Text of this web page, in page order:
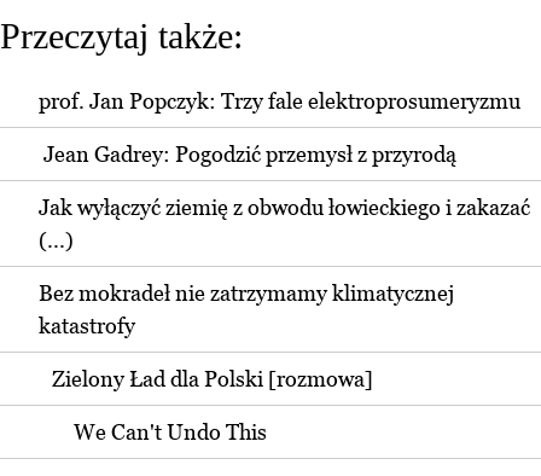
Przeczytaj także:
prof. Jan Popczyk: Trzy fale elektroprosumeryzmu
Jean Gadrey: Pogodzić przemysł z przyrodą
Jak wyłączyć ziemię z obwodu łowieckiego i zakazać
(...)
Bez mokradeł nie zatrzymamy klimatycznej
katastrofy
Zielony Ład dla Polski [rozmowa]
We Can't Undo This